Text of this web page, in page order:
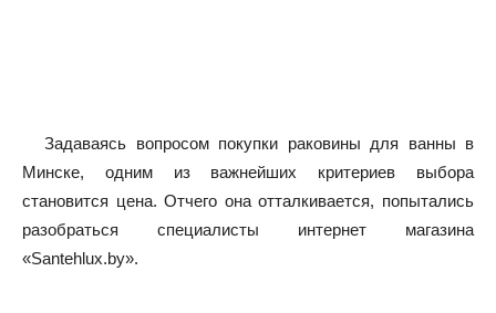
Задаваясь вопросом покупки раковины для ванны в
Минске, одним из важнейших критериев выбора
становится цена. Отчего она отталкивается, попытались
разобраться специалисты интернет магазина
«Santehlux.by».